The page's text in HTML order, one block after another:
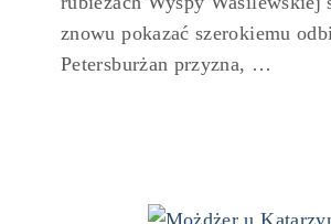
znowu pokazać szerokiemu
Petersburżan przyzna, …